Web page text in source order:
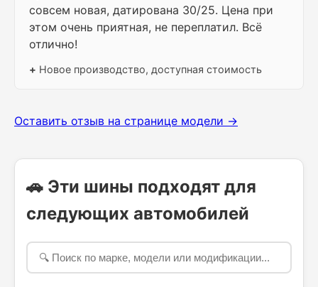
совсем новая, датирована 30/25. Цена при
этом очень приятная, не переплатил. Всё
отлично!
+ Новое производство, доступная стоимость
Оставить отзыв на странице модели →
🚗 Эти шины подходят для
следующих автомобилей